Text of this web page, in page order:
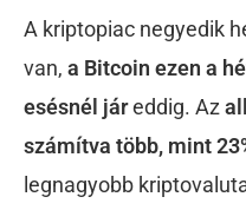
A kriptopiac negyedik
van, a Bitcoin ezen a
esésnél járeddig. Az
számítva több, mint
legnagyobb